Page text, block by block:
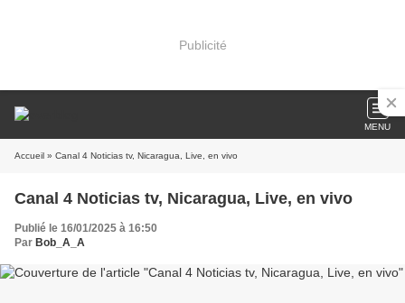
Publicité
MENU
Accueil » Canal 4 Noticias tv, Nicaragua, Live, en vivo
Canal 4 Noticias tv, Nicaragua, Live, en vivo
Publié le 16/01/2025 à 16:50
Par Bob_A_A